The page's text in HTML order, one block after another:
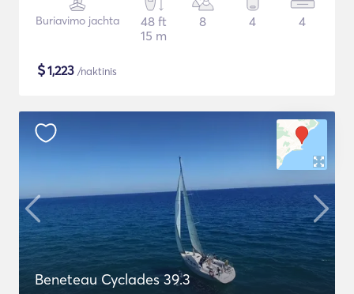
Buriavimo jachta
48 ft
15 m
8 4 4
$1,223 /naktinis
Beneteau Cyclades 39.3